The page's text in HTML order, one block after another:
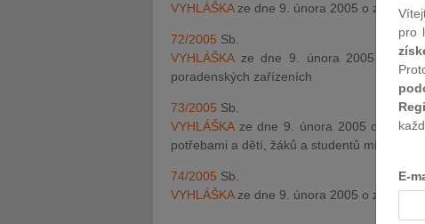
VYHLÁŠKAze dne 9. února 2005 o
72/2005 Sb.
VYHLÁŠKAze dne 9. února 2005 o
poradenských zařízeních
73/2005 Sb.
VYHLÁŠKAze dne 9. února 2005 o
potřebami a dětí, žáků a studentů
74/2005 Sb.
VYHLÁŠKAze dne 9. února 2005 o
pro
E-